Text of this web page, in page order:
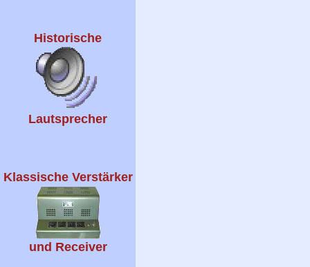
Historische
Lautsprecher
Klassische Verstärker
und Receiver